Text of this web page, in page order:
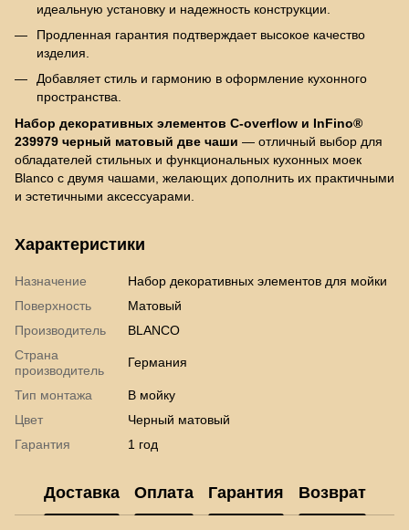
идеальную установку и надежность конструкции.
Продленная гарантия подтверждает высокое качество
изделия.
Добавляет стиль и гармонию в оформление кухонного
пространства.
Набор декоративных элементов C-overflow и InFino®
239979 черный матовый две чаши — отличный выбор для
обладателей стильных и функциональных кухонных моек
Blanco с двумя чашами, желающих дополнить их практичными
и эстетичными аксессуарами.
Характеристики
Назначение
Набор декоративных элементов для мойки
Поверхность
Матовый
Производитель
BLANCO
Страна
производитель
Германия
Тип монтажа
В мойку
Цвет
Черный матовый
Гарантия
1 год
Доставка Оплата Гарантия Возврат